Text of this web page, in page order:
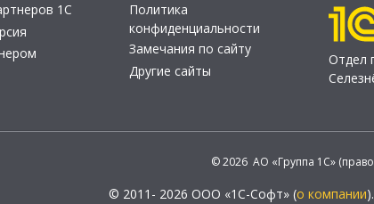
1С
Политика
конфиденциальности
Замечания по сайту
Другие сайты
Отдел
© 2026 АО «Группа 1С»
© 2011- 2026 ООО «1С-Софт» (о компании